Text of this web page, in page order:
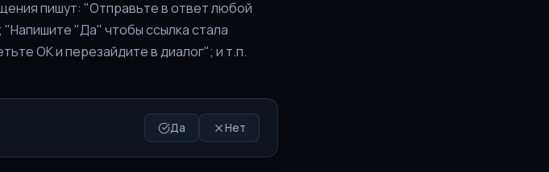
пишут: "Отправьте в ответ любой
"Да" чтобы ссылка стала
ОК и перезайдите в диалог"; и т.п.
Да Нет